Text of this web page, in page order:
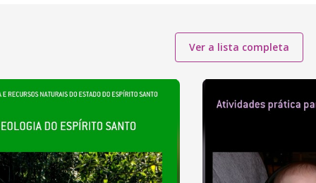
Ver a lista completa